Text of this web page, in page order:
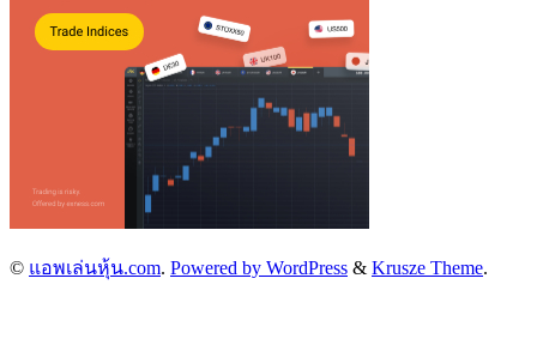
© แอพเล่นหุ้น.com. Powered by WordPress & Krusze Theme.